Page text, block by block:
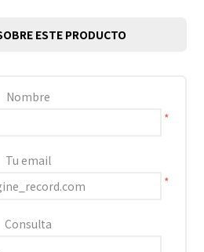
ESTE PRODUCTO
Nombre
*
Tu email
*
Consulta